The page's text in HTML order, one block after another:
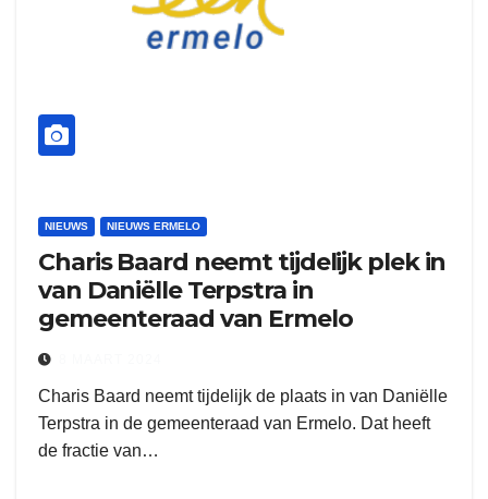
NIEUWS NIEUWS ERMELO
Charis Baard neemt tijdelijk plek in
van Daniëlle Terpstra in
gemeenteraad van Ermelo
Charis Baard neemt tijdelijk de plaats in van Daniëlle
Terpstra in de gemeenteraad van Ermelo. Dat heeft
de fractie van…